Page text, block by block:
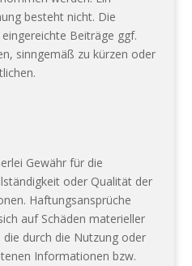
besteht nicht. Die
Beiträge ggf.
sinngemäß zu kürzen oder
Gewähr für die
oder Qualität der
Haftungsansprüche
auf Schäden materieller
durch die Nutzung oder
Informationen bzw.